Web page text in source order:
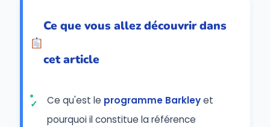
Ce que vous allez découvrir dans
cet article
Ce qu'est le programme Barkleyet
pourquoi il constitue la référence